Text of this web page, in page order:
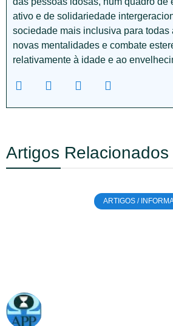
ativo e de solidariedade
sociedade mais inclusiva para todas
novas mentalidades e combate
relativamente à idade e ao
Artigos Relacionados
ARTIGOS /